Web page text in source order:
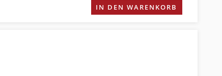
IN DEN WARENKORB